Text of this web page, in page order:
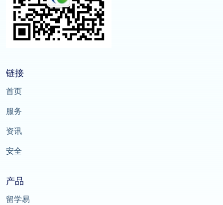
链接
首页
服务
资讯
安全
产品
留学易